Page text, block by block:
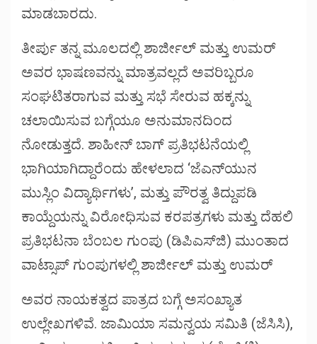
ಮಾಡಬಾರದು.
ತೀರ್ಪು ತನ್ನ ಮೂಲದಲ್ಲಿ ಶಾರ್ಜೀಲ್ ಮತ್ತು ಉಮರ್
ಅವರ ಭಾಷಣವನ್ನು ಮಾತ್ರವಲ್ಲದೆ ಅವರಿಬ್ಬರೂ
ಸಂಘಟಿತರಾಗುವ ಮತ್ತು ಸಭೆ ಸೇರುವ ಹಕ್ಕನ್ನು
ಚಲಾಯಿಸುವ ಬಗ್ಗೆಯೂ ಅನುಮಾನದಿಂದ
ನೋಡುತ್ತದೆ. ಶಾಹೀನ್ ಬಾಗ್ ಪ್ರತಿಭಟನೆಯಲ್ಲಿ
ಭಾಗಿಯಾಗಿದ್ದಾರೆಂದು ಹೇಳಲಾದ ‘ಜೆಎನ್‌ಯುನ
ಮುಸ್ಲಿಂ ವಿದ್ಯಾರ್ಥಿಗಳು’, ಮತ್ತು ಪೌರತ್ವ ತಿದ್ದುಪಡಿ
ಕಾಯ್ದೆಯನ್ನು ವಿರೋಧಿಸುವ ಕರಪತ್ರಗಳು ಮತ್ತು ದೆಹಲಿ
ಪ್ರತಿಭಟನಾ ಬೆಂಬಲ ಗುಂಪು (ಡಿಪಿಎಸ್‌ಜಿ) ಮುಂತಾದ
ವಾಟ್ಸಾಪ್ ಗುಂಪುಗಳಲ್ಲಿ ಶಾರ್ಜೀಲ್ ಮತ್ತು ಉಮರ್
ಅವರ ನಾಯಕತ್ವದ ಪಾತ್ರದ ಬಗ್ಗೆ ಅಸಂಖ್ಯಾತ
ಉಲ್ಲೇಖಗಳಿವೆ. ಜಾಮಿಯಾ ಸಮನ್ವಯ ಸಮಿತಿ (ಜೆಸಿಸಿ),